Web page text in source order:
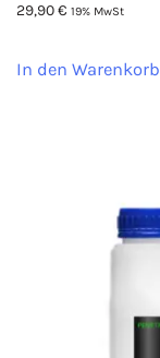
29,90€ 19% MwSt
In den Warenkorb